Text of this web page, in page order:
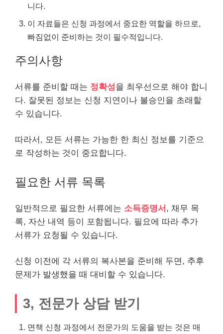
니다.
이 자료들은 신청 과정에서 중요한 역할을 하므로,
빠짐없이 준비하는 것이 필수적입니다.
주의사항
서류를 준비할 때는 정확성을 최우선으로 해야 합니
다. 잘못된 정보는 신청 지연이나 불승인을 초래할
수 있습니다.
따라서, 모든 서류는 가능한 한 최신 정보를 기준으
로 작성하는 것이 중요합니다.
필요한 서류 목록
일반적으로 필요한 서류에는 소득증명서 , 채무 목
록, 자산 내역 등이 포함됩니다. 필요에 따라 추가
서류가 요청될 수 있습니다.
신청 이전에 각 서류의 복사본을 준비해 두면, 추후
문제가 발생했을 때 대비할 수 있습니다.
3, 전문가 상담 받기
면책 신청 과정에서 전문가의 도움을 받는 것은 매